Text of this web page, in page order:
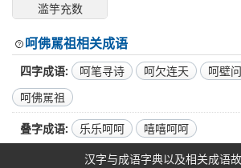
滥竽充数
呵佛駡祖相关成语
四字成语 呵笔寻诗 呵欠连天 呵壁
呵佛駡祖
叠字成语 乐乐呵呵
嘻嘻呵呵
汉字与成语字典以及相关成语